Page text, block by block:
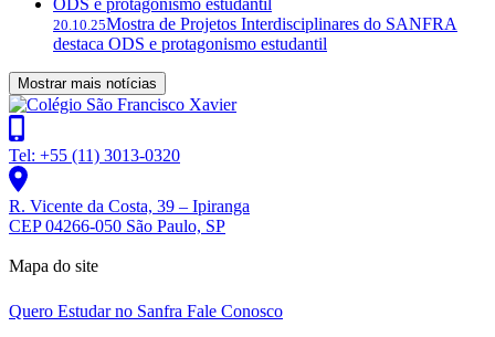
20.10.25Mostra de Projetos Interdisciplinares do SANFRA
destaca ODS e protagonismo estudantil
Mostrar mais notícias
Tel: +55 (11) 3013-0320
R. Vicente da Costa, 39 – Ipiranga
CEP 04266-050 São Paulo, SP
Mapa do site
Quero Estudar no Sanfra Fale Conosco